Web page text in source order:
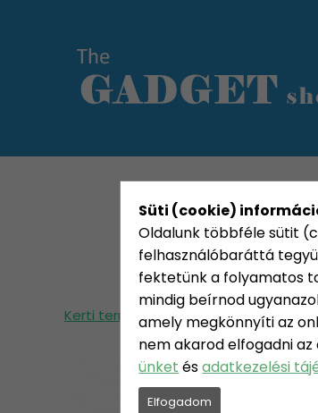
Süti (cookie)
Oldalunk többféle sütit
felhasználóbaráttá
fektetünk a folyamatos
mindig beírnod
amely megkönnyíti az
nem akarod elfogadni
ünket ésadatkezelési
Elfogadom
KATEGÓRIÁK
Kerti termékek Grill, szabadtéri